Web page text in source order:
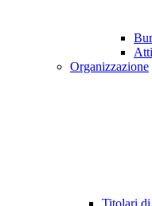
Organizzazione